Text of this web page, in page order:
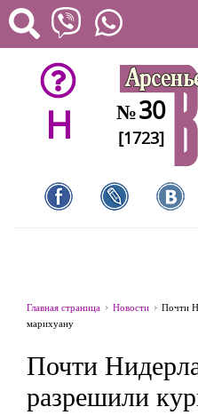
H №30
[1723]
Главная страница Новости
Почти
марихуану
Почти
разрешили